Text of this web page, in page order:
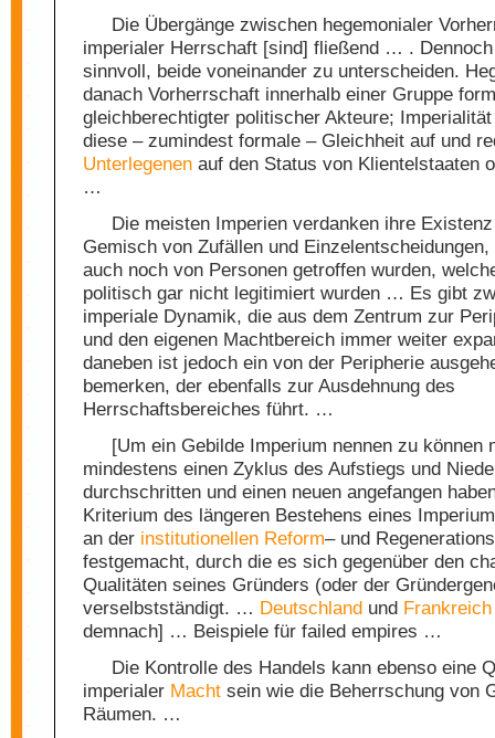
Die Übergänge zwischen hegemonialer
imperialer Herrschaft [sind] fließend … .
sinnvoll, beide voneinander zu unterscheiden.
danach Vorherrschaft innerhalb einer Gruppe
gleichberechtigter politischer Akteure;
diese – zumindest formale – Gleichheit auf und
Unterlegenen auf den Status von Klientelstaaten
…
Die meisten Imperien verdanken ihre
Gemisch von Zufällen und
auch noch von Personen getroffen wurden,
politisch gar nicht legitimiert wurden … Es gibt
imperiale Dynamik, die aus dem Zentrum zur
und den eigenen Machtbereich immer weiter
daneben ist jedoch ein von der Peripherie
bemerken, der ebenfalls zur Ausdehnung des
Herrschaftsbereiches führt. …
[Um ein Gebilde Imperium nennen zu können
mindestens einen Zyklus des Aufstiegs und
durchschritten und einen neuen angefangen
Kriterium des längeren Bestehens eines
an der institutionellen Reform– und
festgemacht, durch die es sich gegenüber den
Qualitäten seines Gründers (oder der
verselbstständigt. … Deutschland und Frankreich
demnach] … Beispiele für failed empires …
Die Kontrolle des Handels kann ebenso eine
imperialer Macht sein wie die Beherrschung von
Räumen. …